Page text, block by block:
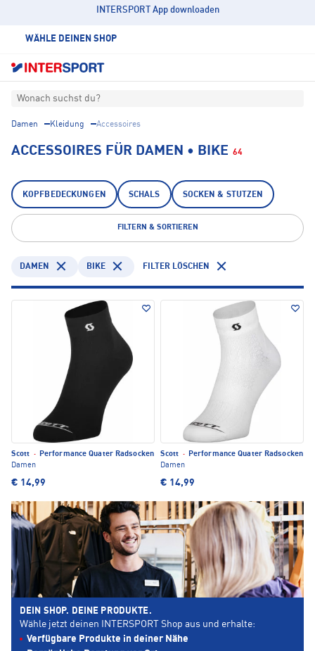
INTERSPORT App downloaden
WÄHLE DEINEN SHOP
Wonach suchst du?
Damen Kleidung Accessoires
ACCESSOIRES FÜR DAMEN • BIKE 64
KOPFBEDECKUNGEN SCHALS SOCKEN & STUTZEN
FILTERN & SORTIEREN
DAMEN BIKE FILTER LÖSCHEN
Scott ·
Performance Quater Radsocken
Damen
€ 14,99
Scott ·
Performance Quater Radsocken
Damen
€ 14,99
DEIN SHOP. DEINE PRODUKTE.
Wähle jetzt deinen INTERSPORT Shop aus und erhalte:
Verfügbare Produkte in deiner Nähe